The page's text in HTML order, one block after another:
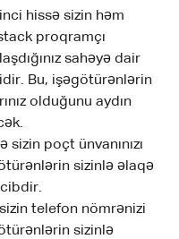
hissə sizin həm
proqramçı
sahəyə dair
Bu, işəgötürənlərin
olduğunu aydın
sizin poçt ünvanınızı
sizinlə əlaqə
telefon nömrənizi
sizinlə